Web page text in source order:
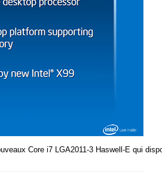
Core i7 LGA2011-3 Haswell-E qui